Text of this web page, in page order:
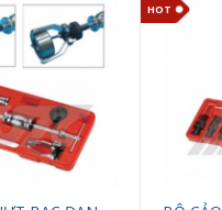
HOT